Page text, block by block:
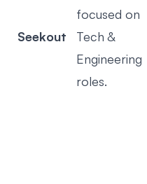
Seekout
focused on
Tech &
Engineering
roles.